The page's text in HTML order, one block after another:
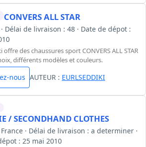
CONVERS ALL STAR
Délai de livraison : 48 · Date de dépot :
offre des chaussures sport CONVERS ALL STAR
différents modèles et couleurs.
nous AUTEUR : EURLSEDDIKI
/ SECONDHAND CLOTHES
· Délai de livraison : a determiner ·
: 25 mai 2010